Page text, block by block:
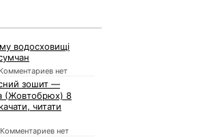
водосховищі
Комментариев нет
зошит —
(Жовтобрюх) 8
читати
Комментариев нет